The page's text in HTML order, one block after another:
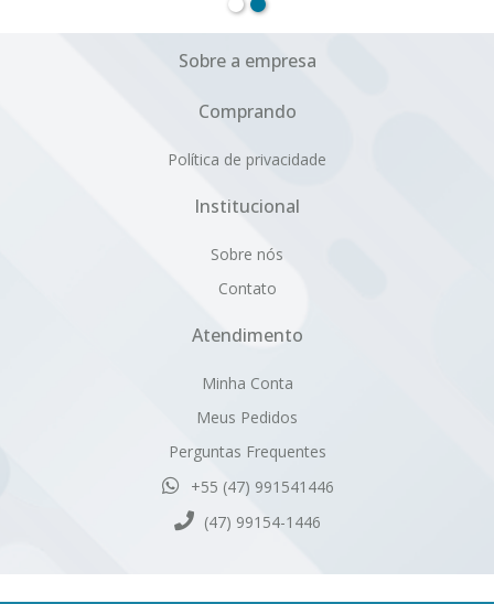
Comprando
Política de privacidade
Institucional
Sobre nós
Minha Conta
Perguntas Frequentes
+55 (47) 991541446
(47) 99154-1446
Cativa Têxtil Indústria e Comércio Ltda. | CNPJ: 80.959.513/0001-
63 | Inscrição Estadual: 251.735.346